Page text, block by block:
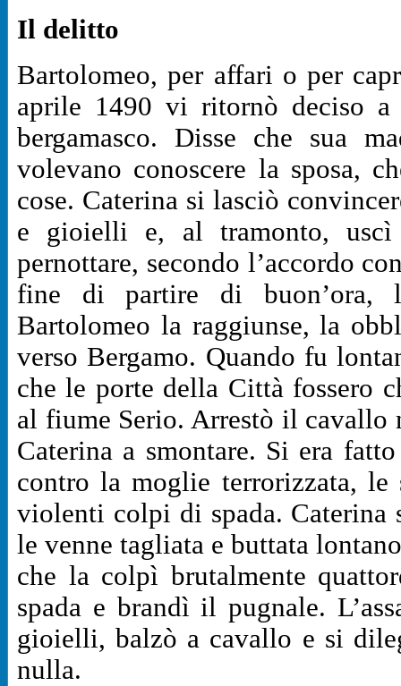
Il delitto
Bartolomeo, per affari o per
aprile 1490 vi ritornò deciso
bergamasco. Disse che sua
volevano conoscere la sposa,
cose. Caterina si lasciò
e gioielli e, al tramonto,
pernottare, secondo l’accordo
fine di partire di buon’ora,
Bartolomeo la raggiunse, la
verso Bergamo. Quando fu
che le porte della Città fossero
al fiume Serio. Arrestò il
Caterina a smontare. Si era
contro la moglie terrorizzata,
violenti colpi di spada. Caterina
le venne tagliata e buttata
che la colpì brutalmente
spada e brandì il pugnale.
gioielli, balzò a cavallo e si
nulla.